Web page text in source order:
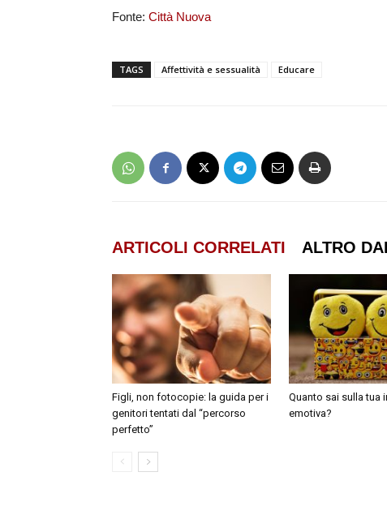
Fonte: Città Nuova
TAGS Affettività e sessualità Educare
ARTICOLI CORRELATI ALTRO
Figli, non fotocopie: la guida per i
genitori tentati dal “percorso
perfetto”
Quanto sai sulla tua
emotiva?